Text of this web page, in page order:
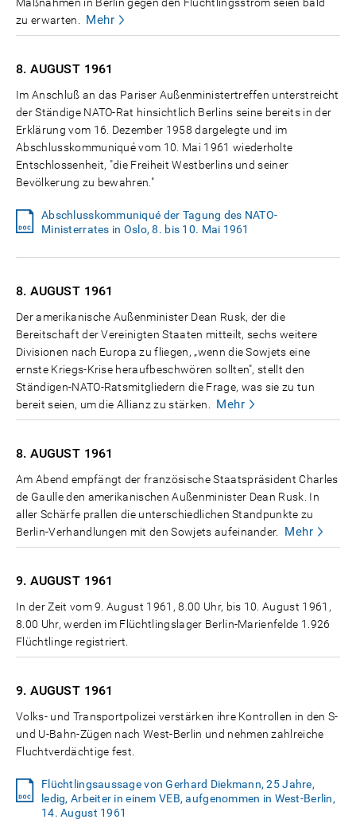
zu erwarten.
Mehr
8. AUGUST 1961
Im Anschluß an das Pariser Außenministertreffen unterstreicht
der Ständige NATO-Rat hinsichtlich Berlins seine bereits in der
Erklärung vom 16. Dezember 1958 dargelegte und im
Abschlusskommuniqué vom 10. Mai 1961 wiederholte
Entschlossenheit, "die Freiheit Westberlins und seiner
Bevölkerung zu bewahren."
Abschlusskommuniqué der Tagung des NATO-
Ministerrates in Oslo, 8. bis 10. Mai 1961
8. AUGUST 1961
Der amerikanische Außenminister Dean Rusk, der die
Bereitschaft der Vereinigten Staaten mitteilt, sechs weitere
Divisionen nach Europa zu fliegen, „wenn die Sowjets eine
ernste Kriegs-Krise heraufbeschwören sollten", stellt den
Ständigen-NATO-Ratsmitgliedern die Frage, was sie zu tun
bereit seien, um die Allianz zu stärken.
Mehr
8. AUGUST 1961
Am Abend empfängt der französische Staatspräsident Charles
de Gaulle den amerikanischen Außenminister Dean Rusk. In
aller Schärfe prallen die unterschiedlichen Standpunkte zu
Berlin-Verhandlungen mit den Sowjets aufeinander.
Mehr
9. AUGUST 1961
In der Zeit vom 9. August 1961, 8.00 Uhr, bis 10. August 1961,
8.00 Uhr, werden im Flüchtlingslager Berlin-Marienfelde 1.926
Flüchtlinge registriert.
9. AUGUST 1961
Volks- und Transportpolizei verstärken ihre Kontrollen in den S-
und U-Bahn-Zügen nach West-Berlin und nehmen zahlreiche
Fluchtverdächtige fest.
Flüchtlingsaussage von Gerhard Diekmann, 25 Jahre,
ledig, Arbeiter in einem VEB, aufgenommen in West-Berlin,
14. August 1961